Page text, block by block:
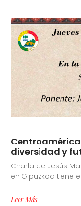
diversidad y
Charla de Jesús
en Gipuzkoa tiene
Leer Más